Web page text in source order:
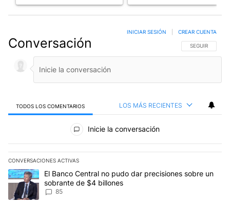
Conversación SIGA ESTA
SEGUIR
INICIAR SESIÓN CREAR CUENTA
TODOS LOS COMENTARIOS LOS MÁS RECIENTES
Todos los comentarios
Inicie la conversación
CONVERSACIONES ACTIVAS
Este listado muestra los artículos con más comentarios en los
Un artículo de tendencia con el título "El Banco Central no pudo
El Banco Central no pudo dar precisiones sobre un
sobrante de $4 billones
85